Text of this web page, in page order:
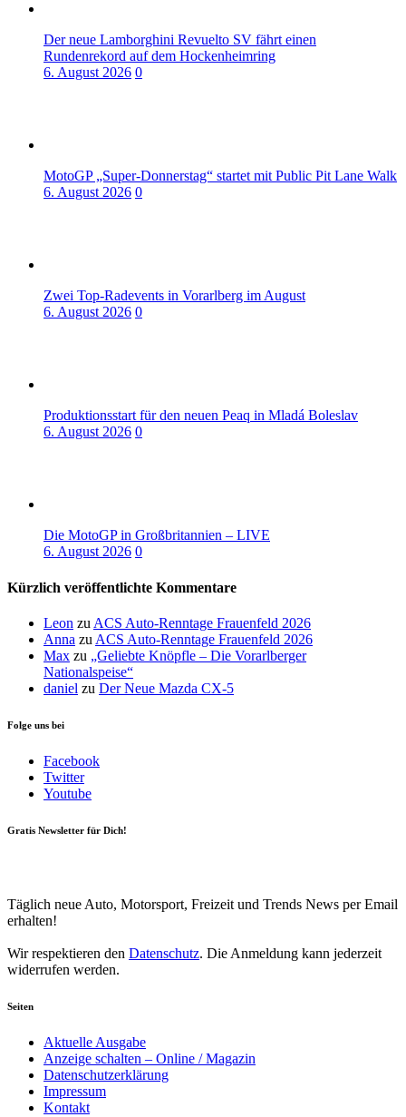
Der neue Lamborghini Revuelto SV fährt einen
Rundenrekord auf dem Hockenheimring
6. August 2026 0
MotoGP „Super-Donnerstag“ startet mit Public Pit Lane Walk
6. August 2026 0
Zwei Top-Radevents in Vorarlberg im August
6. August 2026 0
Produktionsstart für den neuen Peaq in Mladá Boleslav
6. August 2026 0
Die MotoGP in Großbritannien – LIVE
6. August 2026 0
Kürzlich veröffentlichte Kommentare
Leon zu ACS Auto-Renntage Frauenfeld 2026
Anna zu ACS Auto-Renntage Frauenfeld 2026
Max zu „Geliebte Knöpfle – Die Vorarlberger
Nationalspeise“
daniel zu Der Neue Mazda CX-5
Folge uns bei
Facebook
Twitter
Youtube
Gratis Newsletter für Dich!
Täglich neue Auto, Motorsport, Freizeit und Trends News per Email
erhalten!
Wir respektieren den Datenschutz. Die Anmeldung kann jederzeit
widerrufen werden.
Seiten
Aktuelle Ausgabe
Anzeige schalten – Online / Magazin
Datenschutzerklärung
Impressum
Kontakt